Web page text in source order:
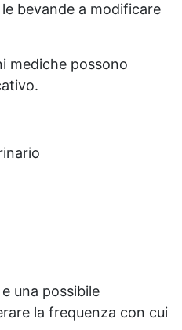
bevande a modificare
mediche possono
una possibile
la frequenza con cui